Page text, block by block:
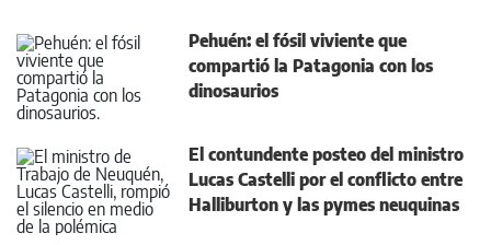
Pehuén: el fósil viviente que
compartió la Patagonia con los
dinosaurios
El contundente posteo del ministro
Lucas Castelli por el conflicto entre
Halliburton y las pymes neuquinas